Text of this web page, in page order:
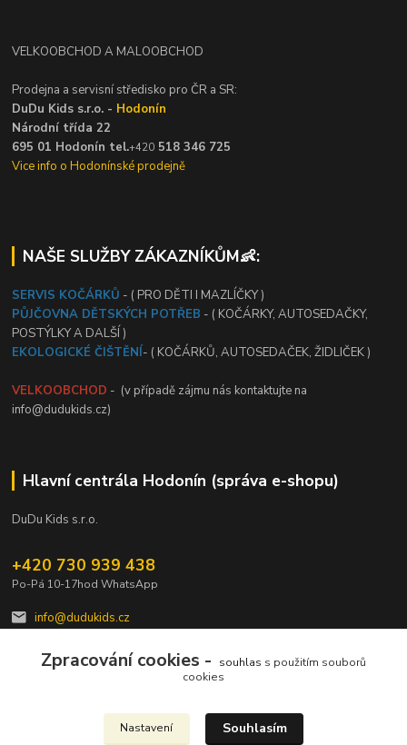
VELKOOBCHOD A MALOOBCHOD
Prodejna a servisní středisko pro ČR a SR:
DuDu Kids s.r.o. - Hodonín
Národní třída 22
695 01 Hodonín tel.+420 518 346 725
Vice info o Hodonínské prodejně
NAŠE SLUŽBY ZÁKAZNÍKŮM👶:
SERVIS KOČÁRKŮ - ( PRO DĚTI I MAZLÍČKY )
PŮJČOVNA DĚTSKÝCH POTŘEB - ( KOČÁRKY, AUTOSEDAČKY,
POSTÝLKY A DALŠÍ )
EKOLOGICKÉ ČIŠTĚNÍ- ( KOČÁRKŮ, AUTOSEDAČEK, ŽIDLIČEK )
VELKOOBCHOD - (v případě zájmu nás kontaktujte na
info@dudukids.cz)
Hlavní centrála Hodonín (správa e-shopu)
DuDu Kids s.r.o.
+420 730 939 438
Po-Pá 10-17hod WhatsApp
info@dudukids.cz
Zpracování cookies - souhlas s použitím souborů
cookies
Nastavení Souhlasím